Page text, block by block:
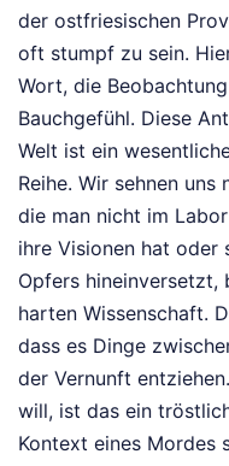
der ostfriesischen
oft stumpf zu sein.
Wort, die
Bauchgefühl. Diese
Welt ist ein
Reihe. Wir sehnen uns
die man nicht im
ihre Visionen hat oder
Opfers hineinversetzt,
harten Wissenschaft.
dass es Dinge
der Vernunft
will, ist das ein
Kontext eines Mordes